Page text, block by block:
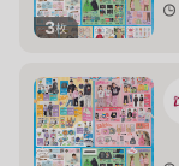
3枚